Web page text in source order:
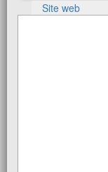
Site web